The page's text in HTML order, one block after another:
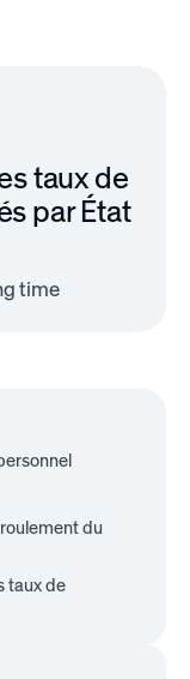
taux de
par État
time
du
taux de